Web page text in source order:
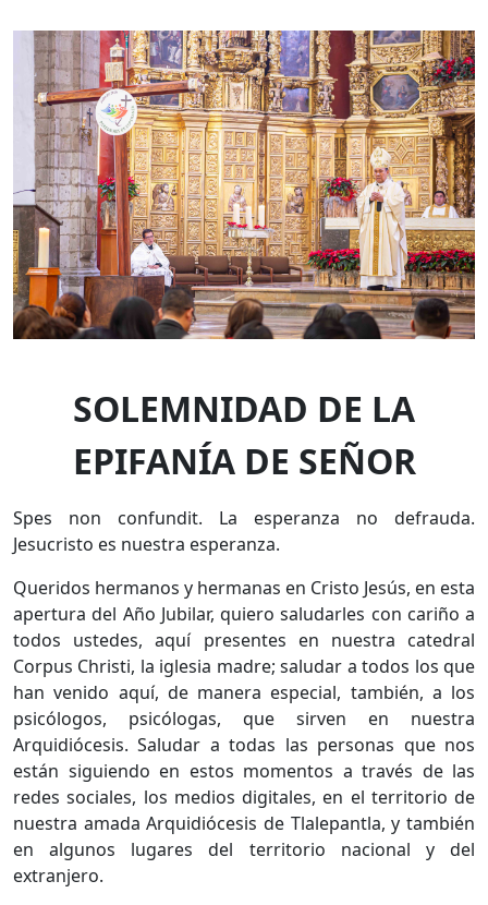
SOLEMNIDAD DE LA
EPIFANÍA DE SEÑOR
Spes non confundit. La esperanza no defrauda.
Jesucristo es nuestra esperanza.
Queridos hermanos y hermanas en Cristo Jesús, en esta
apertura del Año Jubilar, quiero saludarles con cariño a
todos ustedes, aquí presentes en nuestra catedral
Corpus Christi, la iglesia madre; saludar a todos los que
han venido aquí, de manera especial, también, a los
psicólogos, psicólogas, que sirven en nuestra
Arquidiócesis. Saludar a todas las personas que nos
están siguiendo en estos momentos a través de las
redes sociales, los medios digitales, en el territorio de
nuestra amada Arquidiócesis de Tlalepantla, y también
en algunos lugares del territorio nacional y del
extranjero.